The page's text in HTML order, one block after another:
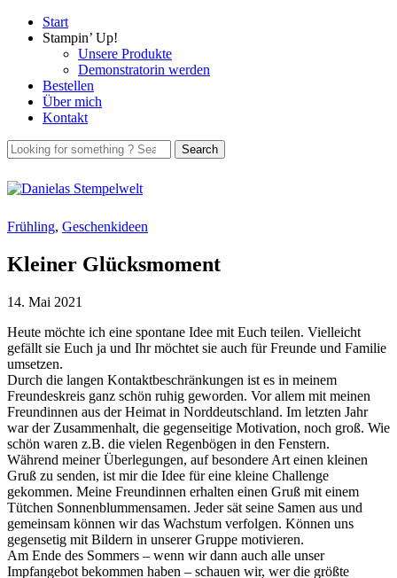
Start
Stampin’ Up!
Unsere Produkte
Demonstratorin werden
Bestellen
Über mich
Kontakt
Frühling, Geschenkideen
Kleiner Glücksmoment
14. Mai 2021
Heute möchte ich eine spontane Idee mit Euch teilen. Vielleicht
gefällt sie Euch ja und Ihr möchtet sie auch für Freunde und Familie
umsetzen.
Durch die langen Kontaktbeschränkungen ist es in meinem
Freundeskreis ganz schön ruhig geworden. Vor allem mit meinen
Freundinnen aus der Heimat in Norddeutschland. Im letzten Jahr
war der Zusammenhalt, die gegenseitige Motivation, noch groß. Wie
schön waren z.B. die vielen Regenbögen in den Fenstern.
Während meiner Überlegungen, auf besondere Art einen kleinen
Gruß zu senden, ist mir die Idee für eine kleine Challenge
gekommen. Meine Freundinnen erhalten einen Gruß mit einem
Tütchen Sonnenblummensamen. Jeder sät seine Samen aus und
gemeinsam können wir das Wachstum verfolgen. Können uns
gegensetig mit Bildern in unserer Gruppe motivieren.
Am Ende des Sommers – wenn wir dann auch alle unser
Impfangebot bekommen haben – schauen wir, wer die größte